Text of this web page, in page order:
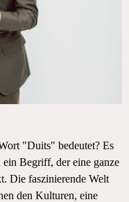
"Duits" bedeutet? Es
Begriff, der eine ganze
Die faszinierende Welt
den Kulturen, eine